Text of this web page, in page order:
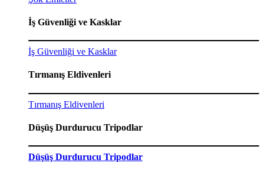
İş Güvenliği ve Kasklar
İş Güvenliği ve Kasklar
Tırmanış Eldivenleri
Tırmanış Eldivenleri
Düşüş Durdurucu Tripodlar
Düşüş Durdurucu Tripodlar